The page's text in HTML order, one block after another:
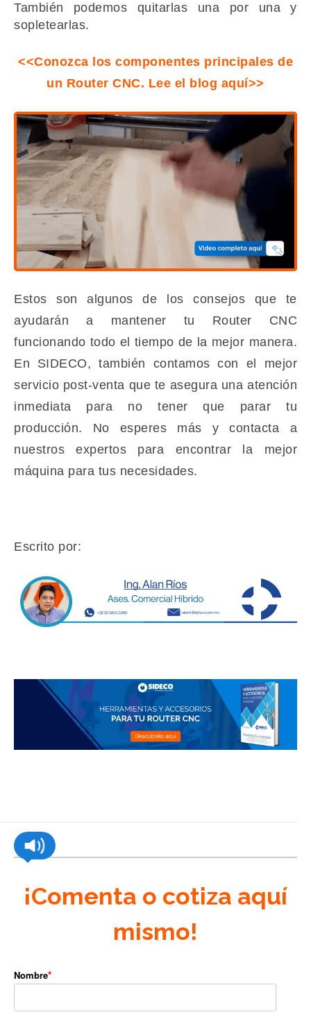
También podemos quitarlas una por una y
sopletearlas.
<<Conozca los componentes principales de
un Router CNC. Lee el blog aquí>>
Estos son algunos de los consejos que te
ayudarán a mantener tu Router CNC
funcionando todo el tiempo de la mejor manera.
En SIDECO, también contamos con el mejor
servicio post-venta que te asegura una atención
inmediata para no tener que parar tu
producción. No esperes más y contacta a
nuestros expertos para encontrar la mejor
máquina para tus necesidades.
Escrito por:
¡Comenta o cotiza aquí
mismo!
Nombre